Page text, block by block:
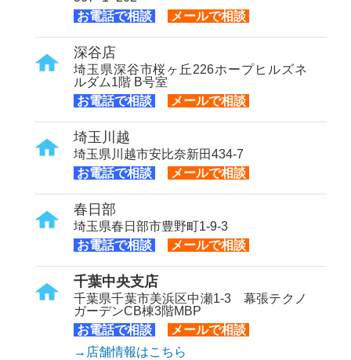
お電話で相談
メールで相談
深谷店
埼玉県深谷市桜ヶ丘226ホープヒルズネ
ルダム1階 B号室
お電話で相談
メールで相談
埼玉川越
埼玉県川越市安比奈新田434-7
お電話で相談
メールで相談
春日部
埼玉県春日部市豊野町1-9-3
お電話で相談
メールで相談
千葉中央支店
千葉県千葉市美浜区中瀬1-3 幕張テクノ
ガーデンCB棟3階MBP
お電話で相談
メールで相談
→店舗情報はこちら